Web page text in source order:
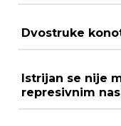
Dvostruke
Istrijan se nije
represivnim